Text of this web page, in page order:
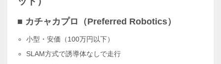
■ カチャカプロ（Preferred Robotics）
小型・安価（100万円以下）
SLAM方式で誘導体なしで走行